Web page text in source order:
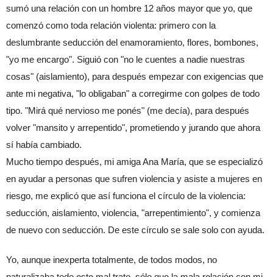
sumó una relación con un hombre 12 años mayor que yo, que
comenzó como toda relación violenta: primero con la
deslumbrante seducción del enamoramiento, flores, bombones,
"yo me encargo". Siguió con "no le cuentes a nadie nuestras
cosas" (aislamiento), para después empezar con exigencias que
ante mi negativa, "lo obligaban" a corregirme con golpes de todo
tipo. "Mirá qué nervioso me ponés" (me decía), para después
volver "mansito y arrepentido", prometiendo y jurando que ahora
sí había cambiado.
Mucho tiempo después, mi amiga Ana María, que se especializó
en ayudar a personas que sufren violencia y asiste a mujeres en
riesgo, me explicó que así funciona el círculo de la violencia:
seducción, aislamiento, violencia, "arrepentimiento", y comienza
de nuevo con seducción. De este círculo se sale solo con ayuda.
Yo, aunque inexperta totalmente, de todos modos, no